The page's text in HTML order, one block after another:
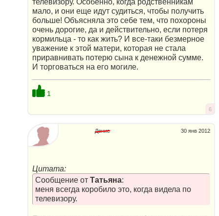
телевизору. Особенно, когда родственникам
мало, и они еще идут судиться, чтобы получить
больше! Объясняла это себе тем, что похороны
очень дорогие, да и действительно, если потеря
кормильца - то как жить? И все-таки безмерное
уважение к этой матери, которая не стала
приравнивать потерю сына к денежной сумме.
И торговаться на его могиле.
1
6
30 янв 2012
Денис
Цитата:
Сообщение от Татьяна:
меня всегда коробило это, когда видела по
телевизору.